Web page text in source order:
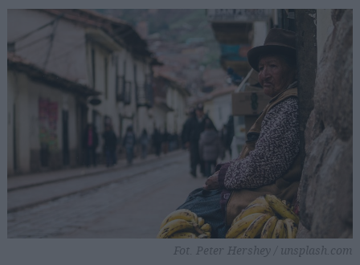
Fot. Peter Hershey / unsplash.com